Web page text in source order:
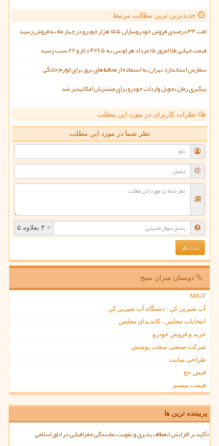
جدیدترین ترین مطالب مرتبط
افت ۳۴ درصدی فروش خودروسازان ۱۵۵ هزار خودرو در چهار ماه به فروش رسید
قیمت جهانی طلا امروز ۱۵ مرداد هر اونس به ۴۲۶۵ دلار و ۲۲ سنت رسید
سفارش استاندارد تهران به استفاده از محافظ های برق برای لوازم خانگی
پیگیری زمان تحویل واردات خودرو برای مشتریان امکانپذیر شد
نظرات کاربران در مورد این مطلب
نظر شما در مورد این مطلب
= ۳ بعلاوه ۵
دوستان میزان سنج
MIGT
آب شیرین کن - دستگاه آب شیرین کن
انتخابات مجلس ، کاندیدای مجلس
خرید و فروش خودرو
شرکت صنعتی سخت پوشش
طراحی سایت
فیش حج
قیمت بیسیم
پربیننده ترین ها
تأکید بر افزایش انعطاف پذیری و تقویت نمایندگی جغرافیایی در اتاق اسلامی